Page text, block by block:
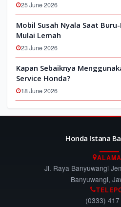
25 June 2026
Mobil Susah Nyala Saat
Mulai Lemah
23 June 2026
Kapan Sebaiknya
Service Honda?
18 June 2026
Honda Istana
Jl. Raya Banyuwangi
Banyuwangi,
(0333)